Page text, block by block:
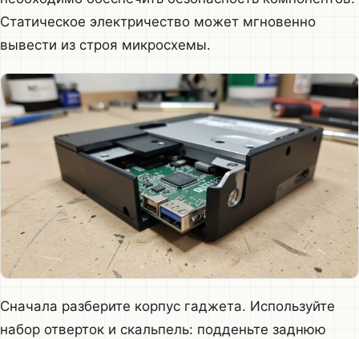
Статическое электричество может мгновенно
вывести из строя микросхемы.
Сначала разберите корпус гаджета. Используйте
набор отверток и скальпель: подденьте заднюю